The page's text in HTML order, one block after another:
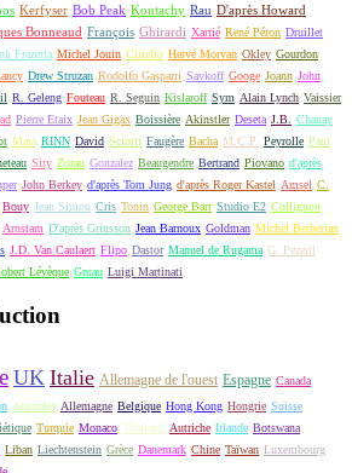
Kerfyser Bob Peak Koutachy Rau D'après Howard
Bonneaud François Ghirardi Xarrié René Péron Druillet
Frazetta Michel Jouin Ciriello Hervé Morvan Okley Gourdon
Drew Struzan Rodolfo Gasparri Savkoff Googe Joann John
R. Geleng Fouteau R. Seguin Kislaroff Sym Alain Lynch Vaissier
Pierre Etaix Jean Gigax Boissière Akinstler Deseta J.B.
Chanay
Mara RINN David Sciotti Faugère Bacha M.C.P. Peyrolle Paul
Siry Zoran Gonzalez Beaugendre Bertrand Piovano d'après
John Berkey d'après Tom Jung d'après Roger Kastel Amsel C.
Bouy Jean Simon Cris Tonin George Barr Studio E2 Collignon
Arnstam D'après Grinsson Jean Barnoux Goldman Michel Berberian
J.D. Van Caulaert Flipo Dastor Manuel de Rugama G. Pezeril
Lévèque Gruau Luigi Martinati
UK Italie Allemagne de l'ouest Espagne Canada
Australie Allemagne Belgique Hong Kong Hongrie Suisse
Turquie Monaco Thaïland Autriche Irlande Botswana
Liban Liechtenstein Grèce Danemark Chine Taïwan Luxembourg